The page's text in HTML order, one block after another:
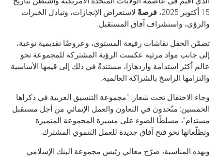
15 أكتوبر 2025،
فرصةً لاستعراض الإنجازات، وتبادل الخبرات
والرؤى، واستشراف آفاق المستقبل.
تضمّن الحفل نقاشات رفيعة المستوى، وعروضًا تقديمية نوعية،
إلى جانب مواد مرئية عكست الرؤية المشتركة للمجموعة نحو
عالم أكثر استدامة وازدهارًا، مستندةً في ذلك إلى قيمها الأساسية
والتزامها الراسخ بالشراكة العالمية.
وجاء الاحتفال تحت شعار: "مجموعة التنسيق العربية في ذكراها
الخمسين: متّحدون في التعاون والعمل الإنمائي من أجل مستقبل
مستدام"، مسلطًا الضوء على مسيرة المجموعة المتميزة
وتطلّعاتها نحو فتح آفاق جديدة للعمل التنموي المشترك.
وبهذه المناسبة، صرّح معالي رئيس مجموعة البنك الإسلامي